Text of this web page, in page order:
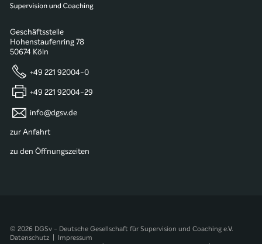
Geschäftsstelle
Hohenstaufenring 78
50674 Köln
+49 221 92004-0
+49 221 92004-29
info@dgsv.de
zur Anfahrt
zu den Öffnungszeiten
© 2026 DGSv - Deutsche Gesellschaft für Supervision und Coaching e.V.
Datenschutz
Impressum